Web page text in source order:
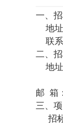
一、
地址
联系
二、
地址
联
邮 箱
三、
招标